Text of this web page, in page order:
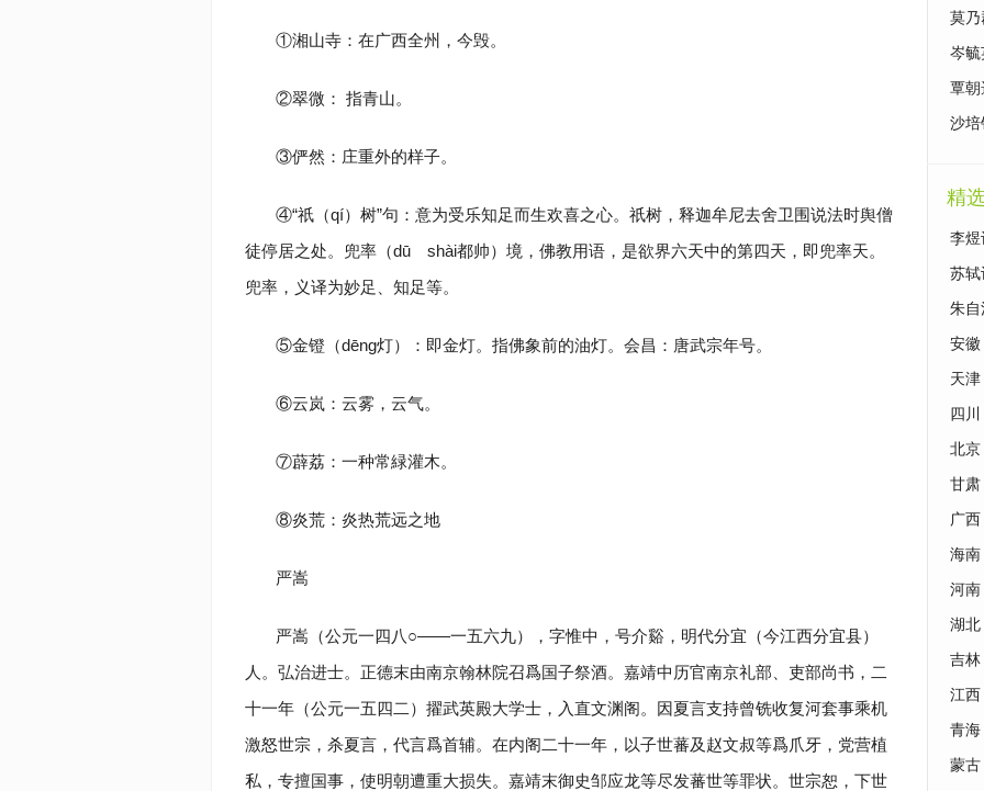
①湘山寺：在广西全州，今毁。
②翠微： 指青山。
③俨然：庄重外的样子。
④“祇（qí）树”句：意为受乐知足而生欢喜之心。祇树，释迦牟尼去舍卫围说法时舆僧
徒停居之处。兜率（dū shài都帅）境，佛教用语，是欲界六天中的第四天，即兜率天。
兜率，义译为妙足、知足等。
⑤金镫（dēng灯）：即金灯。指佛象前的油灯。会昌：唐武宗年号。
⑥云岚：云雾，云气。
⑦薜荔：一种常緑灌木。
⑧炎荒：炎热荒远之地
严嵩
严嵩（公元一四八○——一五六九），字惟中，号介谿，明代分宜（今江西分宜县）
人。弘治进士。正德末由南京翰林院召爲国子祭酒。嘉靖中历官南京礼部、吏部尚书，二
十一年（公元一五四二）擢武英殿大学士，入直文渊阁。因夏言支持曾铣收复河套事乘机
激怒世宗，杀夏言，代言爲首辅。在内阁二十一年，以子世蕃及赵文叔等爲爪牙，党营植
私，专擅国事，使明朝遭重大损失。嘉靖末御史邹应龙等尽发蕃世等罪状。世宗恕，下世
析
莫乃
析
岑毓
覃朝
沙培
精
李煜
苏轼
朱自
安徽
天津
四川
北京
甘肃
广西
海南
河南
湖北
吉林
江西
青海
蒙古